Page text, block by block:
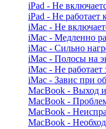
iPad - Не
iPad - Не работает
iMac - Не
iMac - Медленно
iMac - Сильно
iMac - Полосы на
iMac - Не работает
iMac - Завис при
MacBook - Выход
MacBook -
MacBook -
MacBook -